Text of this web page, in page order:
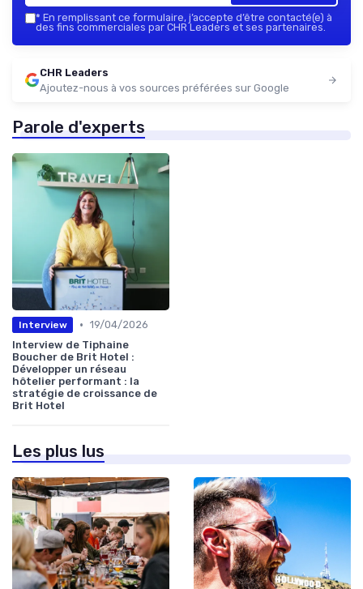
* En remplissant ce formulaire, j’accepte d’être contacté(e) à
des fins commerciales par CHR Leaders et ses partenaires.
CHR Leaders
Ajoutez-nous à vos sources préférées sur Google
Parole d'experts
Interview • 19/04/2026
Interview de Tiphaine
Boucher de Brit Hotel :
Développer un réseau
hôtelier performant : la
stratégie de croissance de
Brit Hotel
Les plus lus